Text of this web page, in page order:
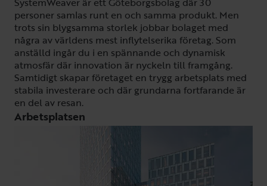
personer samlas runt en och samma produkt. Men
trots sin blygsamma storlek jobbar bolaget med
några av världens mest inflytelserika företag. Som
anställd ingår du i en spännande och dynamisk
atmosfär där innovation är nyckeln till framgång.
Samtidigt skapar företaget en trygg arbetsplats med
stabila investerare och där grundarna fortfarande är
en del av resan.
Arbetsplatsen